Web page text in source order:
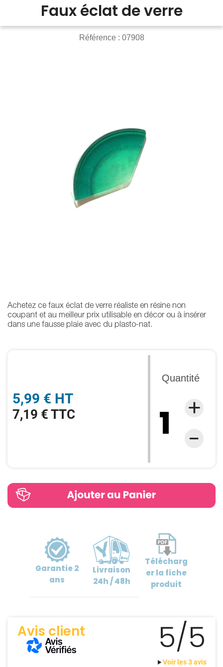
Faux éclat de verre
Référence : 07908
5,99 € HT
7,19 € TTC
Quantité
Achetez ce faux éclat de verre réaliste en résine non
coupant et au meilleur prix utilisable en décor ou à insérer
dans une fausse plaie avec du plasto-nat.
Garantie2
ans
Livraison
24h / 48h
Télécharg
erla fiche
produit
Avis client 5/5
Voir les 3 avis